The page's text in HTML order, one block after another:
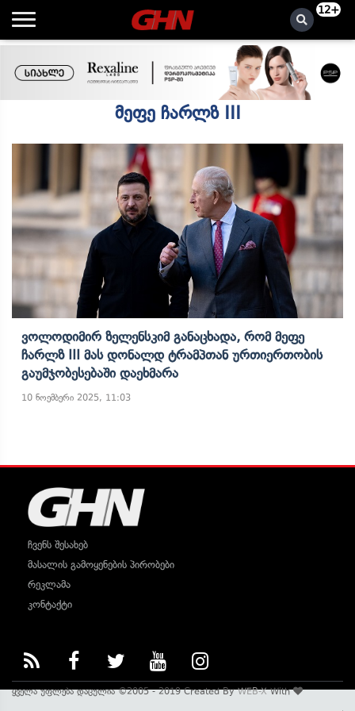
12+
მეფე ჩარლზ III
Ვოლოდიმირ Ზელენსკიმ Განაცხადა, Რომ Მეფე
Ჩარლზ III Მას Დონალდ Ტრამპთან Ურთიერთობის
Გაუმჯობესებაში Დაეხმარა
10 ნოემბერი 2025, 11:03
ჩვენს შესახებ
მასალის გამოყენების პირობები
რეკლამა
კონტაქტი
ყველა უფლება დაცულია ©2005 - 2019 Created ByWEB-XWith